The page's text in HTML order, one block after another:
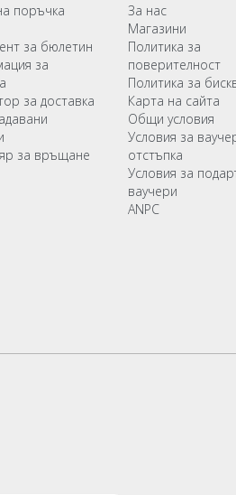
поръчка
за бюлетин
за
за доставка
за връщане
За нас
Магазини
Политика за
поверителност
Политика за
Карта на сайта
Общи условия
Условия за
отстъпка
Условия за
ваучери
ANPC